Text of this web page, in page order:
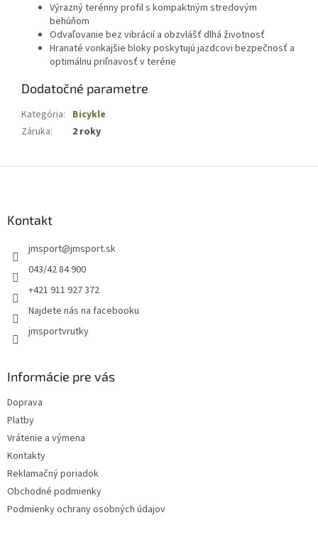
Výrazný terénny profil s kompaktným stredovým
behúňom
Odvaľovanie bez vibrácií a obzvlášť dlhá životnosť
Hranaté vonkajšie bloky poskytujú jazdcovi bezpečnosť a
optimálnu priľnavosť v teréne
Dodatočné parametre
Kategória: Bicykle
Záruka: 2 roky
Kontakt
jmsport@jmsport.sk
043/42 84 900
+421 911 927 372
Najdete nás na facebooku
jmsportvrutky
Informácie pre vás
Doprava
Platby
Vrátenie a výmena
Kontakty
Reklamačný poriadok
Obchodné podmienky
Podmienky ochrany osobných údajov